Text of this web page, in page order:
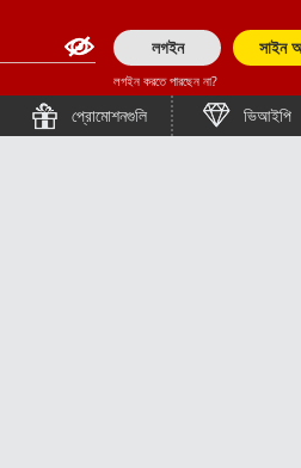
লগইন
লগইন করতে পারছেন না?
সাইন
English (Asia)
প্রোমোশনগুলি ভিআইপি